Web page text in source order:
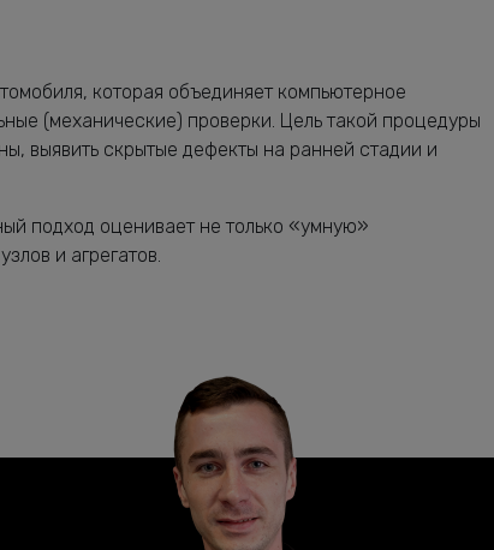
которая объединяет компьютерное
(механические) проверки. Цель такой процедуры
выявить скрытые дефекты на ранней стадии и
подход оценивает не только «умную»
и агрегатов.